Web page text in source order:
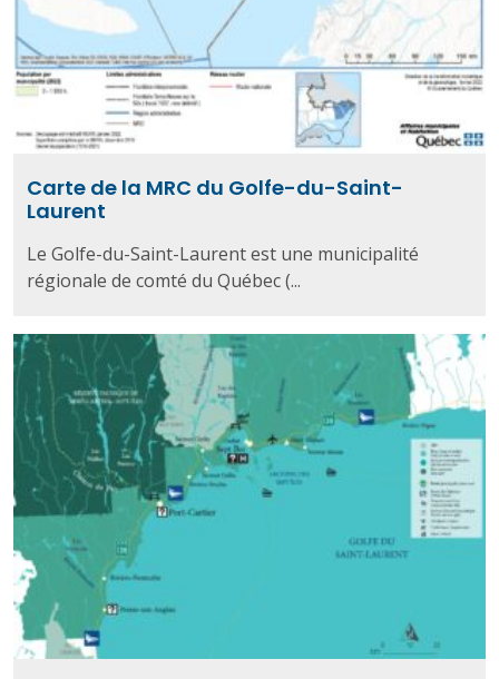
Carte de la MRC du Golfe-du-Saint-
Laurent
Le Golfe-du-Saint-Laurent est une municipalité
régionale de comté du Québec (...